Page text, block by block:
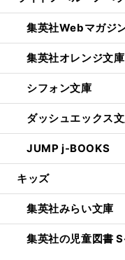
集英社Webマガジ
集英社オレンジ文庫
シフォン文庫
ダッシュエックス
JUMP j-BOOKS
キッズ
集英社みらい文庫
集英社の児童図書